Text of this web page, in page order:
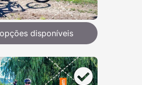
disponíveis